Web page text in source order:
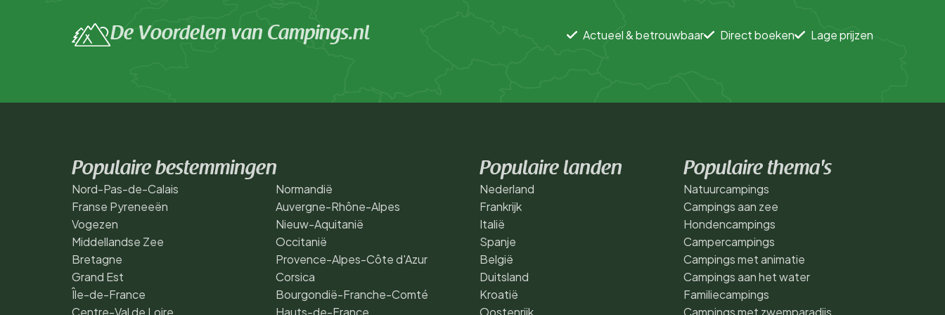
De Voordelen van Campings.nl Actueel & betrouwbaar Direct boeken Lage prijzen
Populaire bestemmingen
Nord-Pas-de-Calais
Franse Pyreneeën
Vogezen
Middellandse Zee
Bretagne
Grand Est
Île-de-France
Centre-Val de Loire
Normandië
Auvergne-Rhône-Alpes
Nieuw-Aquitanië
Occitanië
Provence-Alpes-Côte d'Azur
Corsica
Bourgondië-Franche-Comté
Hauts-de-France
Populaire landen
Nederland
Frankrijk
Italië
Spanje
België
Duitsland
Kroatië
Oostenrijk
Populaire thema's
Natuurcampings
Campings aan zee
Hondencampings
Campercampings
Campings met animatie
Campings aan het water
Familiecampings
Campings met zwemparadijs